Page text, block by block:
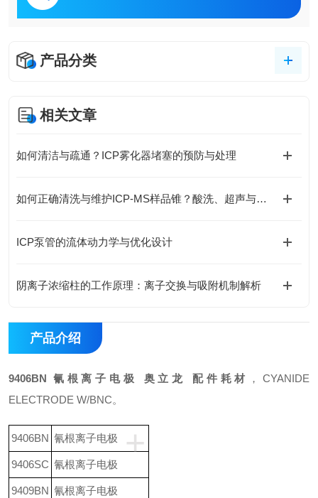
产品分类
相关文章
如何清洁与疏通？ICP雾化器堵塞的预防与处理
如何正确清洗与维护ICP-MS样品锥？酸洗、超声与专业清洗流程
ICP泵管的流体动力学与优化设计
阴离子浓缩柱的工作原理：离子交换与吸附机制解析
产品介绍
9406BN 氰根离子电极 奥立龙 配件耗材
，CYANIDE
ELECTRODE W/BNC。
+
9406BN 氰根离子电极
9406SC 氰根离子电极
9409BN 氰根离子电极